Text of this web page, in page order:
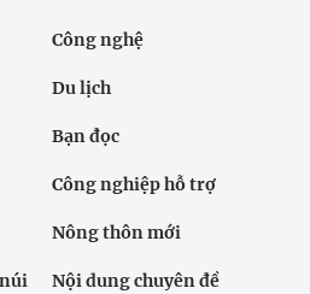
Công nghệ
Du lịch
Bạn đọc
Công nghiệp hỗ trợ
Nông thôn mới
Nội dung chuyên đề